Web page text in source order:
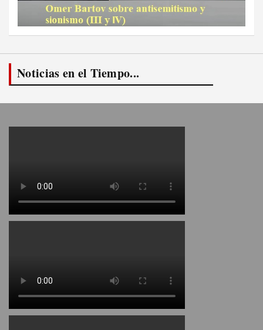
Noticias en el Tiempo...